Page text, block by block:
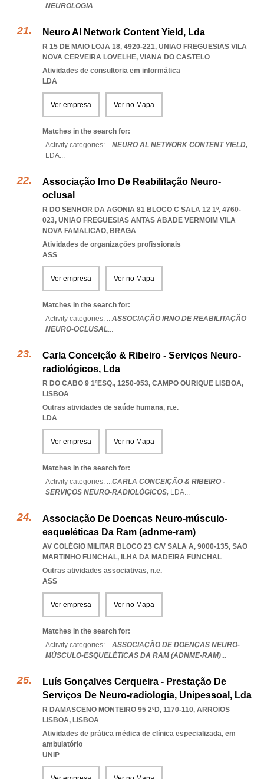
NEUROLOGIA...
Neuro Al Network Content Yield, Lda
R 15 DE MAIO LOJA 18, 4920-221, UNIAO FREGUESIAS VILA
NOVA CERVEIRA LOVELHE, VIANA DO CASTELO
Atividades de consultoria em informática
LDA
Ver empresa Ver no Mapa
Matches in the search for:
Activity categories: ...NEURO AL NETWORK CONTENT YIELD,
LDA...
Associação Irno De Reabilitação Neuro-
oclusal
R DO SENHOR DA AGONIA 81 BLOCO C SALA 12 1º, 4760-
023, UNIAO FREGUESIAS ANTAS ABADE VERMOIM VILA
NOVA FAMALICAO, BRAGA
Atividades de organizações profissionais
ASS
Ver empresa Ver no Mapa
Matches in the search for:
Activity categories: ...ASSOCIAÇÃO IRNO DE REABILITAÇÃO
NEURO-OCLUSAL...
Carla Conceição & Ribeiro - Serviços Neuro-
radiológicos, Lda
R DO CABO 9 1ºESQ., 1250-053, CAMPO OURIQUE LISBOA,
LISBOA
Outras atividades de saúde humana, n.e.
LDA
Ver empresa Ver no Mapa
Matches in the search for:
Activity categories: ...CARLA CONCEIÇÃO & RIBEIRO -
SERVIÇOS NEURO-RADIOLÓGICOS, LDA...
Associação De Doenças Neuro-músculo-
esqueléticas Da Ram (adnme-ram)
AV COLÉGIO MILITAR BLOCO 23 C/V SALA A, 9000-135, SAO
MARTINHO FUNCHAL, ILHA DA MADEIRA FUNCHAL
Outras atividades associativas, n.e.
ASS
Ver empresa Ver no Mapa
Matches in the search for:
Activity categories: ...ASSOCIAÇÃO DE DOENÇAS NEURO-
MÚSCULO-ESQUELÉTICAS DA RAM (ADNME-RAM)...
Luís Gonçalves Cerqueira - Prestação De
Serviços De Neuro-radiologia, Unipessoal, Lda
R DAMASCENO MONTEIRO 95 2ºD, 1170-110, ARROIOS
LISBOA, LISBOA
Atividades de prática médica de clínica especializada, em
ambulatório
UNIP